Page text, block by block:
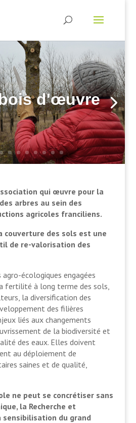
d'œuvre
qui œuvre pour la
arbres au sein des
agricoles franciliens.
couverture des sols est une
de re-valorisation des
écologiques engagées
fertilité à long terme des sols,
la diversification des
des filières
liés aux changements
de la biodiversité et
des eaux. Elles doivent
au déploiement de
saines et de qualité,
ne peut se concrétiser sans
la Recherche et
sensibilisation du grand